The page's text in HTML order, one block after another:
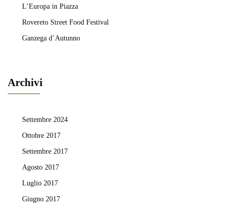
L’Europa in Piazza
Rovereto Street Food Festival
Ganzega d’Autunno
Archivi
Settembre 2024
Ottobre 2017
Settembre 2017
Agosto 2017
Luglio 2017
Giugno 2017